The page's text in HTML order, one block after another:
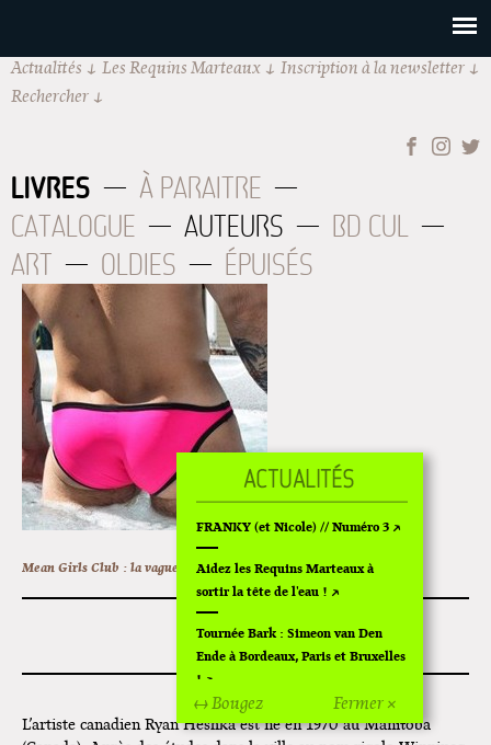
Actualités Les Requins Marteaux
Inscription à la newsletter
Rechercher
LIVRES
À PARAITRE
CATALOGUE
AUTEURS
BD CUL
ART
OLDIES ÉPUISÉS
Mean Girls Club : la vague rose ↗, , Avril 2024
RYAN HESHKA
L’artiste canadien Ryan Heshka est né en 1970 au Manitoba
Fermer ×
↔ Bougez
FRANKY (et Nicole) // Numéro 3
Aidez les Requins Marteaux à
sortir la tête de l'eau !
Tournée Bark : Simeon van Den
Ende à Bordeaux, Paris et Bruxelles
!
Off Of Off d'Angoulême 2024